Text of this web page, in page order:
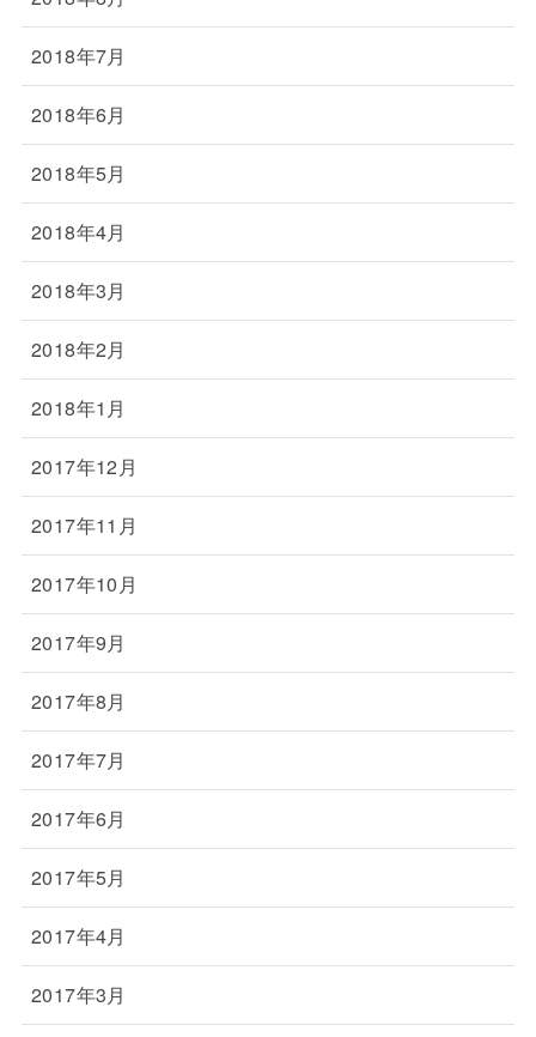
2018年7月
2018年6月
2018年5月
2018年4月
2018年3月
2018年2月
2018年1月
2017年12月
2017年11月
2017年10月
2017年9月
2017年8月
2017年7月
2017年6月
2017年5月
2017年4月
2017年3月